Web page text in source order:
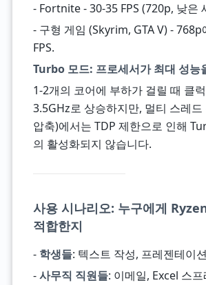
- Fortnite - 30-35 FPS (720p, 낮은
- 구형 게임 (Skyrim, GTA V) -
FPS.
Turbo 모드: 프로세서가 최대 성능
1-2개의 코어에 부하가 걸릴 때 클
3.5GHz로 상승하지만, 멀티 스레드
압축)에서는 TDP 제한으로 인해
의 활성화되지 않습니다.
사용 시나리오: 누구에게
적합한지
- 학생들: 텍스트 작성, 프레젠테이
-사무직 직원들: 이메일, Excel 스